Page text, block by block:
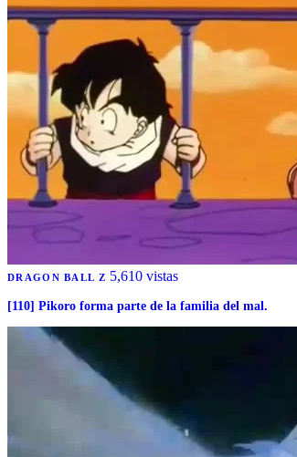
DRAGON BALL Z 5,610 vistas
[110] Pikoro forma parte de la familia del mal.